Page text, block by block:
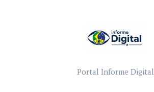
Portal Informe Digital